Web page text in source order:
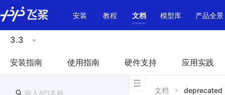
\u200E
安装
教程 文档 模型库 产品全景
3.3
安装指南 使用指南 硬件支持 应用实践
文档 deprecated